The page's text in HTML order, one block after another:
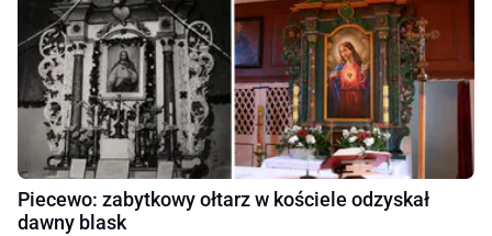
Piecewo: zabytkowy ołtarz w kościele odzyskał
dawny blask